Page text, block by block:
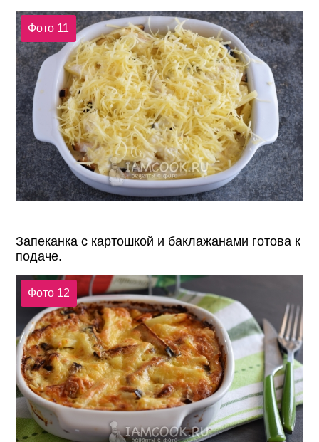
Фото 11
Запеканка с картошкой и баклажанами готова к
подаче.
Фото 12